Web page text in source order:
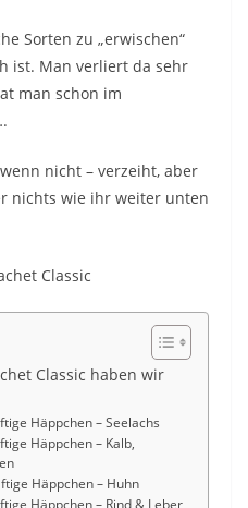
Sorten zu „erwischen“
ist. Man verliert da sehr
man schon im
nicht – verzeiht, aber
nichts wie ihr weiter unten
Classic
Classic haben wir
Häppchen – Seelachs
Häppchen – Kalb,
Häppchen – Huhn
Häppchen – Rind & Leber